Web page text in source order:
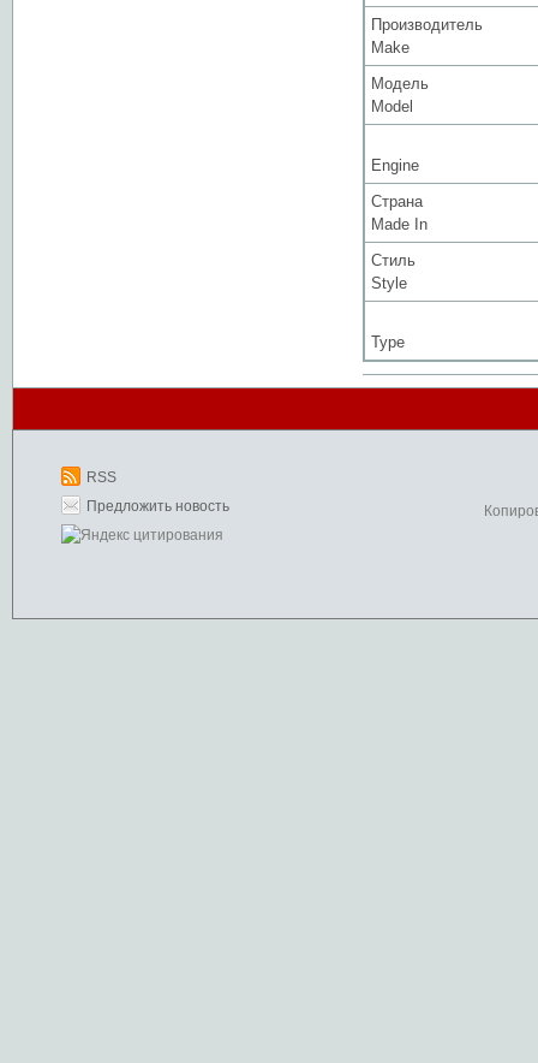
Производитель
Make
Модель
Model
Engine
Страна
Made In
Стиль
Style
Type
RSS
Предложить новость